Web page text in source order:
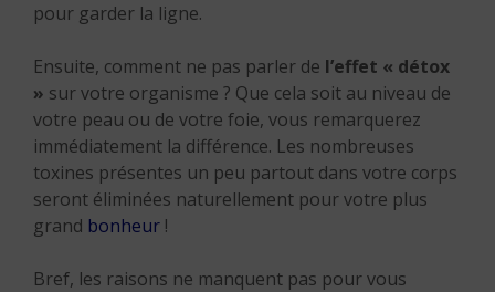
pour garder la ligne.
Ensuite, comment ne pas parler de l’effet « détox
» sur votre organisme ? Que cela soit au niveau de
votre peau ou de votre foie, vous remarquerez
immédiatement la différence. Les nombreuses
toxines présentes un peu partout dans votre corps
seront éliminées naturellement pour votre plus
grand bonheur !
Bref, les raisons ne manquent pas pour vous